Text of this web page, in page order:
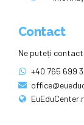
Contact
Ne puteți
+40 765 699